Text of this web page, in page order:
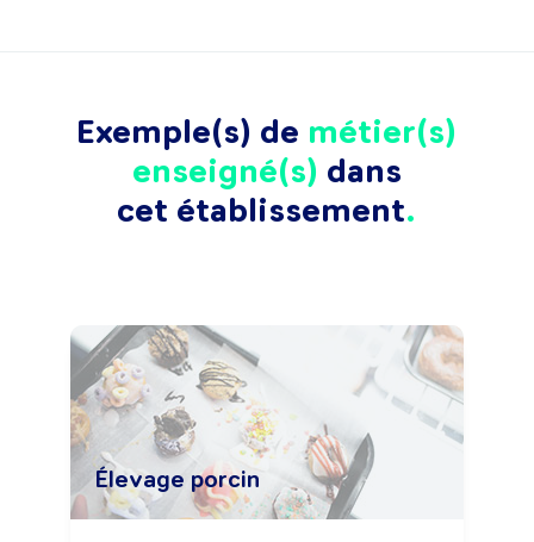
Exemple(s) de métier(s)
enseigné(s) dans
cet établissement
Élevage porcin